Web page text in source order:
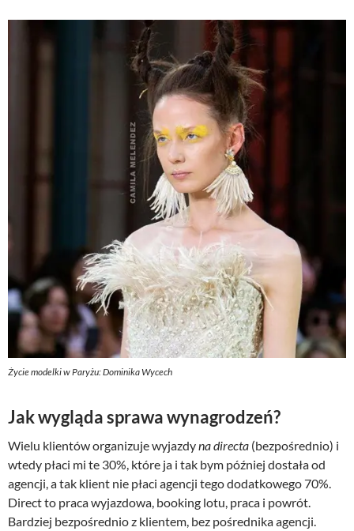
Życie modelki w Paryżu: Dominika Wycech
Jak wygląda sprawa wynagrodzeń?
Wielu klientów organizuje wyjazdyna directa (bezpośrednio) i
wtedy płaci mi te 30%, które ja i tak bym później dostała od
agencji, a tak klient nie płaci agencji tego dodatkowego 70%.
Direct to praca wyjazdowa, booking lotu, praca i powrót.
Bardziej bezpośrednio z klientem, bez pośrednika agencji.